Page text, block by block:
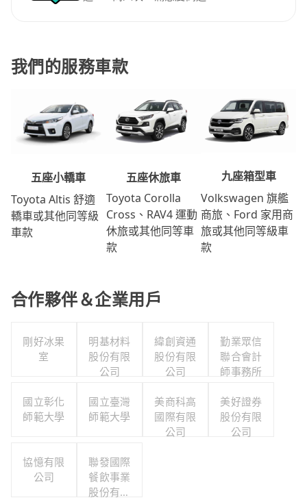
我們的服務車款
五座小轎車
Toyota Altis 舒適
轎車或其他同等級
車款
五座休旅車
Toyota Corolla
Cross、RAV4 運動
休旅或其他同等車
款
九座箱型車
Volkswagen 旗艦
商旅、Ford 家用商
旅或其他同等級車
款
合作夥伴＆企業用戶
剛好冰果
室
明基材料
股份有限
公司
緯創資通
股份有限
公司
勤業眾信
聯合會計
師事務所
國立彰化
師範大學
國立臺灣
師範大學
美商科高
國際有限
公司
美好證券
股份有限
公司
協憶有限
公司
聯發國際
餐飲事業
股份有限